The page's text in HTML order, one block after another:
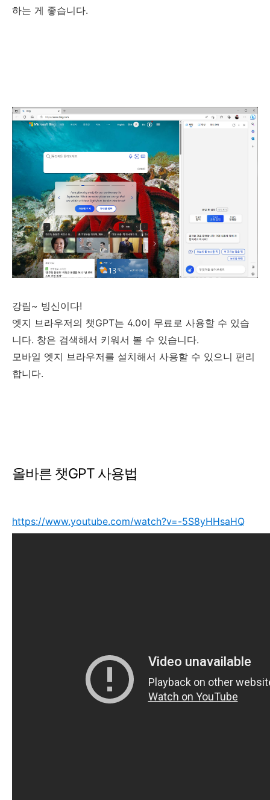
하는 게 좋습니다.
강림~ 빙신이다!
엣지 브라우저의 챗GPT는 4.0이 무료로 사용할 수 있습
니다. 창은 검색해서 키워서 볼 수 있습니다.
모바일 엣지 브라우저를 설치해서 사용할 수 있으니 편리
합니다.
올바른 챗GPT 사용법
https://www.youtube.com/watch?v=-5S8yHHsaHQ